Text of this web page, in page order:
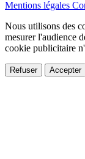
Mentions légales
Nous utilisons des
mesurer l'audience
cookie publicitaire
Refuser Accepter